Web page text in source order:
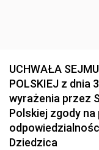
UCHWAŁA
POLSKIEJ z dnia
wyrażenia przez
Polskiej zgody
Dziedzica